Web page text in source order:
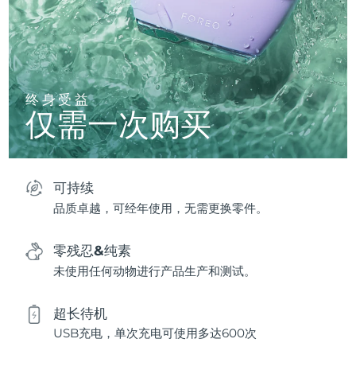
终身受益
仅需一次购买
可持续
品质卓越，可经年使用，无需更换零件。
零残忍&纯素
未使用任何动物进行产品生产和测试。
超长待机
USB充电，单次充电可使用多达600次